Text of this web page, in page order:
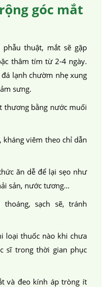
cắt mí
nhấn mí
góc mắt
thuật, mắt sẽ gặp
thâm tím từ 2-4 ngày.
lạnh chườm nhẹ xung
sưng.
thương bằng nước muối
kháng viêm theo chỉ dẫn
ăn dễ để lại sẹo như
sản, nước tương…
sạch sẽ, tránh
loại thuốc nào khi chưa
sĩ trong thời gian phục
và đeo kính áp tròng ít